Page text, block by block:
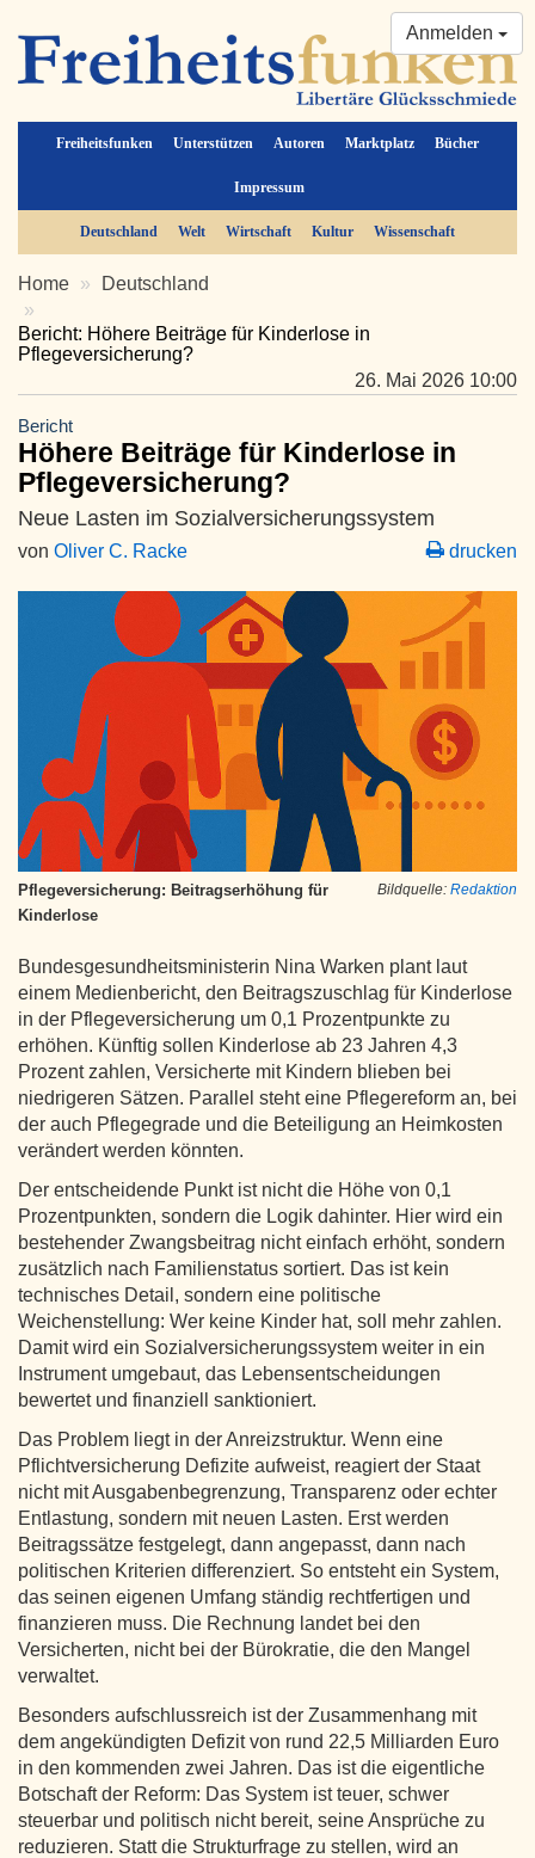
Freiheitsfunken Unterstützen Autoren Marktplatz Bücher
Impressum
Anmelden
Deutschland Welt Wirtschaft Kultur Wissenschaft
Home Deutschland
Bericht: Höhere Beiträge für Kinderlose in
Pflegeversicherung?
26. Mai 2026 10:00
Bericht
Höhere Beiträge für Kinderlose in
Pflegeversicherung?
Neue Lasten im Sozialversicherungssystem
von Oliver C. Racke drucken
Bildquelle: Redaktion
Pflegeversicherung: Beitragserhöhung für
Kinderlose
Bundesgesundheitsministerin Nina Warken plant laut
einem Medienbericht, den Beitragszuschlag für Kinderlose
in der Pflegeversicherung um 0,1 Prozentpunkte zu
erhöhen. Künftig sollen Kinderlose ab 23 Jahren 4,3
Prozent zahlen, Versicherte mit Kindern blieben bei
niedrigeren Sätzen. Parallel steht eine Pflegereform an, bei
der auch Pflegegrade und die Beteiligung an Heimkosten
verändert werden könnten.
Der entscheidende Punkt ist nicht die Höhe von 0,1
Prozentpunkten, sondern die Logik dahinter. Hier wird ein
bestehender Zwangsbeitrag nicht einfach erhöht, sondern
zusätzlich nach Familienstatus sortiert. Das ist kein
technisches Detail, sondern eine politische
Weichenstellung: Wer keine Kinder hat, soll mehr zahlen.
Damit wird ein Sozialversicherungssystem weiter in ein
Instrument umgebaut, das Lebensentscheidungen
bewertet und finanziell sanktioniert.
Das Problem liegt in der Anreizstruktur. Wenn eine
Pflichtversicherung Defizite aufweist, reagiert der Staat
nicht mit Ausgabenbegrenzung, Transparenz oder echter
Entlastung, sondern mit neuen Lasten. Erst werden
Beitragssätze festgelegt, dann angepasst, dann nach
politischen Kriterien differenziert. So entsteht ein System,
das seinen eigenen Umfang ständig rechtfertigen und
finanzieren muss. Die Rechnung landet bei den
Versicherten, nicht bei der Bürokratie, die den Mangel
verwaltet.
Besonders aufschlussreich ist der Zusammenhang mit
dem angekündigten Defizit von rund 22,5 Milliarden Euro
in den kommenden zwei Jahren. Das ist die eigentliche
Botschaft der Reform: Das System ist teuer, schwer
steuerbar und politisch nicht bereit, seine Ansprüche zu
reduzieren. Statt die Strukturfrage zu stellen, wird an